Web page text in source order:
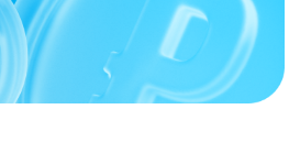
всё, чтобы ваш опыт